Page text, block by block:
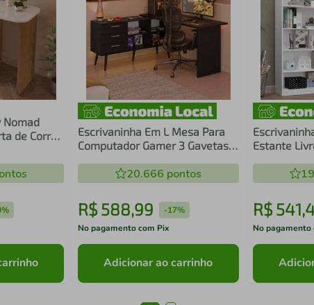
Nomad
de Correr
Escrivaninha Em L Mesa Para
Computador Gamer 3 Gavetas
20.666 pontos
R$588,99 -17%
No pagamento com Pix
Adicionar ao carrinho
Estante
R$ 541,
No pagamento